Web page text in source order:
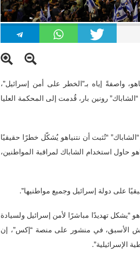
واصفةً إياه بـ”الخطر على أمن إسرائيل”،
رونين بار، قُدمت إلى المحكمة العليا
“تُثبت أن نتنياهو يُشكّل خطرًا حقيقيًا
حاول استخدام الشاباك لمراقبة المواطنين،
على دولة إسرائيل وجميع مواطنيها”.
“يشكل تهديدًا مباشرًا لأمن إسرائيل ولسيادة
الأسبق، في منشور على منصة “إكس”، إن
الإسرائيلية”.